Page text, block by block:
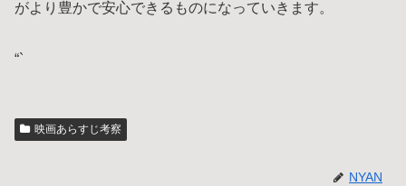
がより豊かで安心できるものになっていきます。
“`
映画あらすじ考察
NYAN